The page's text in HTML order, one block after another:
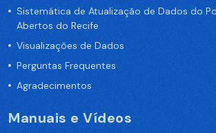
Sistemática de Atualização de Dados do
Abertos do Recife
Visualizações de Dados
Perguntas Frequentes
Agradecimentos
Manuais e Vídeos